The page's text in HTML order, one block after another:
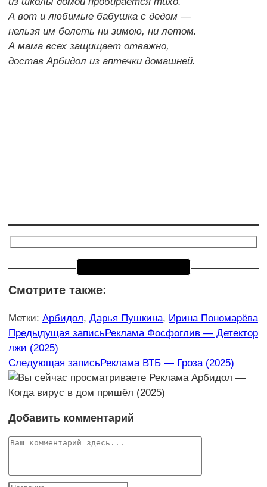
А вот и любимые бабушка с дедом —
нельзя им болеть ни зимою, ни летом.
А мама всех защищает отважно,
достав Арбидол из аптечки домашней.
Смотрите также:
Метки: Арбидол, Дарья Пушкина, Ирина Пономарёва
Еще
статьи
Предыдущая записьРеклама Фосфоглив — Детектор
лжи (2025)
Следующая записьРеклама ВТБ — Гроза (2025)
Добавить комментарий
Комментарий